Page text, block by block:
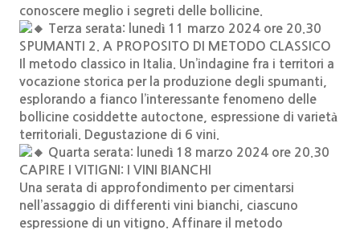
conoscere meglio i segreti delle bollicine.
Terza serata: lunedì 11 marzo 2024 ore 20.30
SPUMANTI 2. A PROPOSITO DI METODO CLASSICO
Il metodo classico in Italia. Un’indagine fra i territori a
vocazione storica per la produzione degli spumanti,
esplorando a fianco l’interessante fenomeno delle
bollicine cosiddette autoctone, espressione di varietà
territoriali. Degustazione di 6 vini.
Quarta serata: lunedì 18 marzo 2024 ore 20.30
CAPIRE I VITIGNI: I VINI BIANCHI
Una serata di approfondimento per cimentarsi
nell’assaggio di differenti vini bianchi, ciascuno
espressione di un vitigno. Affinare il metodo